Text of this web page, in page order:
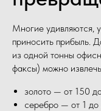
Многие удивляются,
приносить прибыль.
из одной тонны
факсы) можно
золото — от 150
серебро — от 1 до